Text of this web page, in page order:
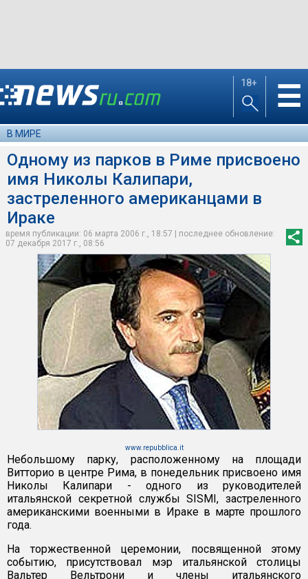
18+ ☰
В МИРЕ
Одному из парков в Риме присвоено
имя Николы Калипари,
застреленного американцами в
Ираке
время публикации: 06 марта 2006 г., 18:57 | последнее обновление:
07 декабря 2017 г., 08:56
www.repubblica.it
Небольшому парку, расположенному на площади
Витторио в центре Рима, в понедельник присвоено имя
Николы Калипари - одного из руководителей
итальянской секретной службы SISMI, застреленного
американскими военными в Ираке в марте прошлого
года.
На торжественной церемонии, посвященной этому
событию, присутствовал мэр итальянской столицы
Вальтер Вельтрони и члены итальянского